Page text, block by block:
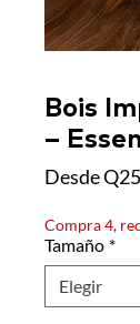
Bois
–
Desde
Compra 4,
Tamaño *
Elegir